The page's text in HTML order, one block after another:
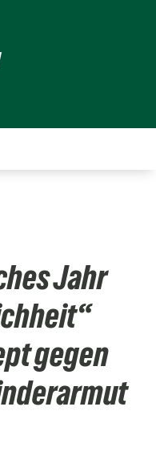
Jahr
gegen